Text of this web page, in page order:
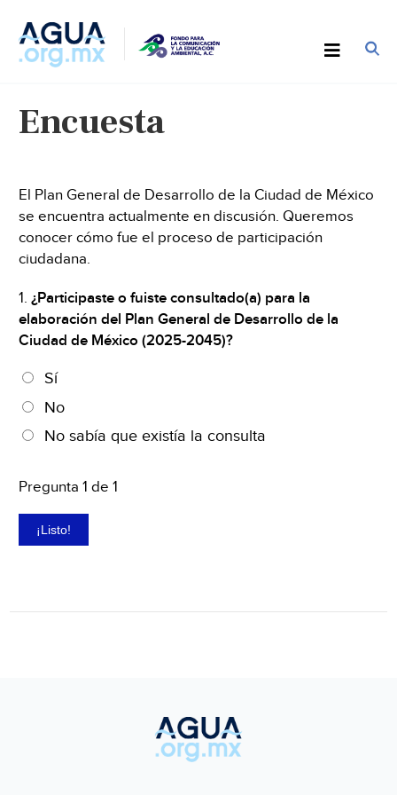
Encuesta
El Plan General de Desarrollo de la Ciudad de México
se encuentra actualmente en discusión. Queremos
conocer cómo fue el proceso de participación
ciudadana.
1.¿Participaste o fuiste consultado(a) para la
elaboración del Plan General de Desarrollo de la
Ciudad de México (2025-2045)?
Sí
No
No sabía que existía la consulta
Pregunta1 de 1